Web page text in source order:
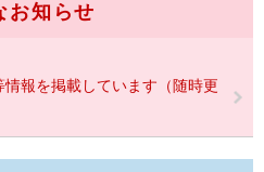
お知らせ
報を掲載しています（随時更